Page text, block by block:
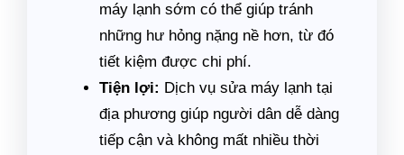
máy lạnh sớm có thể giúp tránh
những hư hỏng nặng nề hơn, từ đó
tiết kiệm được chi phí.
Tiện lợi: Dịch vụ sửa máy lạnh tại
địa phương giúp người dân dễ dàng
tiếp cận và không mất nhiều thời